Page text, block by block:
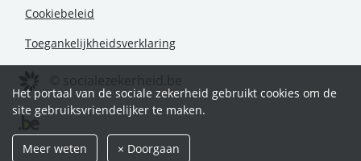
Het portaal van de sociale zekerheid gebruikt cookies om de
site gebruiksvriendelijker te maken.
Meer weten × Doorgaan
Cookiebeleid
Toegankelijkheidsverklaring